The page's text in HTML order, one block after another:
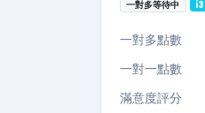
一對多等待中
一對多點數
一對一點數
滿意度評分